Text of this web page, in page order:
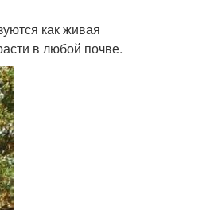
как живая
в любой почве.